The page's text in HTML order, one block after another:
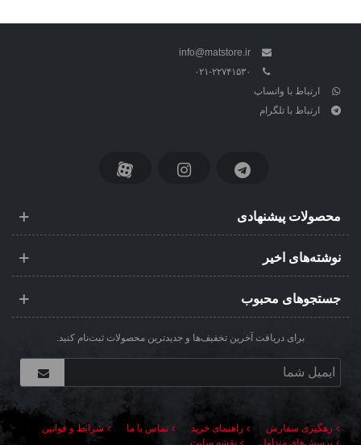
info@matstore.ir
۰۲۱-۲۲۷۴۱۵۳۰
ارتباط با واتساپ
ارتباط با تلگرام
محصولات پیشنهادی
نوشته‌های اخیر
جستجوهای محبوب
برای دریافت آخرین تخفیف‌ها و جدیدترین محصولات ثبت‌نام کنید.
رهگیری سفارش راهنمای خرید تماس با ما
شرایط و قوانین
پرسش‌های متداول
نقشه سایت